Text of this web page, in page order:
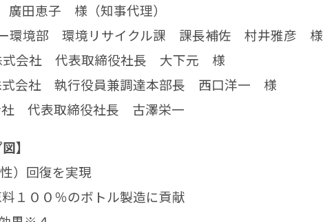
田恵子 様（知事代理）
環境部 環境リサイクル課 課長補佐 村井雅彦 様
式会社 代表取締役社長 大下元 様
式会社 執行役員兼調達本部長 西口洋一 様
社 代表取締役社長 古澤栄一
】
）回復を実現
１００％のボトル製造に貢献